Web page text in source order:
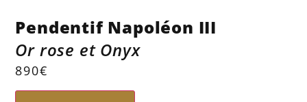
Pendentif Napoléon III
Or rose et Onyx
890€